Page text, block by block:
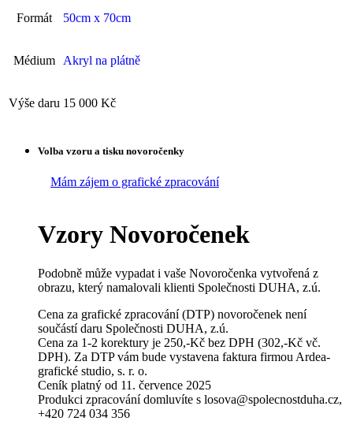
Formát 50cm x 70cm
Médium Akryl na plátně
Výše daru 15 000 Kč
Volba vzoru a tisku novoročenky
Mám zájem o grafické zpracování
Vzory Novoročenek
Podobně může vypadat i vaše Novoročenka vytvořená z
obrazu, který namalovali klienti Společnosti DUHA, z.ú.
Cena za grafické zpracování (DTP) novoročenek není
součástí daru Společnosti DUHA, z.ú.
Cena za 1-2 korektury je 250,-Kč bez DPH (302,-Kč vč.
DPH). Za DTP vám bude vystavena faktura firmou Ardea-
grafické studio, s. r. o.
Ceník platný od 11. července 2025
Produkci zpracování domluvíte s losova@spolecnostduha.cz,
+420 724 034 356